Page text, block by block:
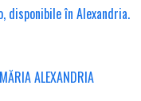
disponibile în Alexandria.
ALEXANDRIA